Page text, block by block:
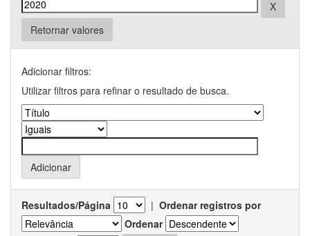
Retornar valores
Adicionar filtros:
Utilizar filtros para refinar o resultado de busca.
Resultados/Página | Ordenar registros por
Ordenar